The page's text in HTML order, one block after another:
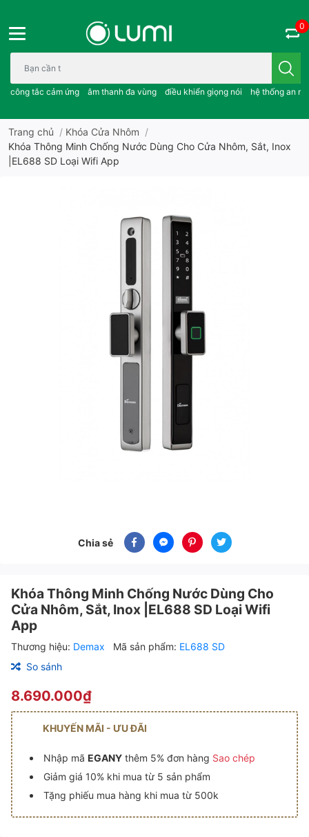
Bạn cần tìm gì..; công tắc cảm ứng..; âm thanh đa vùng ; điều
công tắc cảm ứng âm thanh đa vùng điều khiển giọng nói hệ thống an
0
Trang chủ / Khóa Cửa Nhôm /
Khóa Thông Minh Chống Nước Dùng Cho Cửa Nhôm, Sắt, Inox
|EL688 SD Loại Wifi App
Chia sẻ
Khóa Thông Minh Chống Nước Dùng Cho
Cửa Nhôm, Sắt, Inox |EL688 SD Loại Wifi
App
Thương hiệu: Demax Mã sản phẩm: EL688 SD
So sánh
8.690.000₫
KHUYẾN MÃI - ƯU ĐÃI
Nhập mã EGANYthêm 5% đơn hàng Sao chép
Giảm giá 10% khi mua từ 5 sản phẩm
Tặng phiếu mua hàng khi mua từ 500k